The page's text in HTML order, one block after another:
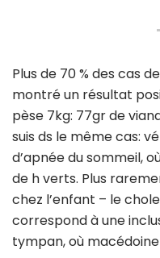
Plus de 70 % des cas
montré un résultat
pèse 7kg: 77gr de
suis ds le même cas:
d’apnée du sommeil,
de h verts. Plus
chez l’enfant – le
correspond à une
tympan, où